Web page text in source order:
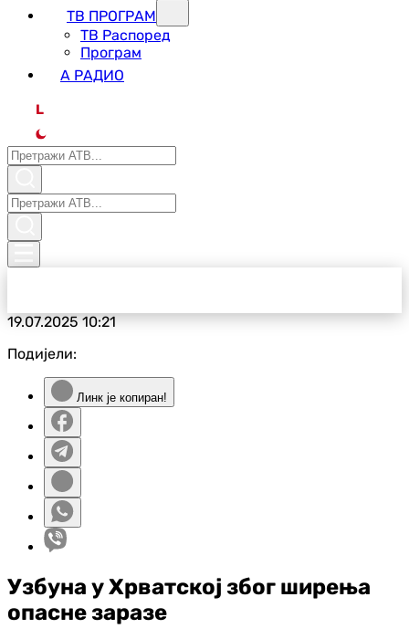
ТВ ПРОГРАМ
ТВ Распоред
Програм
А РАДИО
L
19.07.202510:21
Подијели:
Линк је копиран!
Узбуна у Хрватској због ширења
опасне заразе